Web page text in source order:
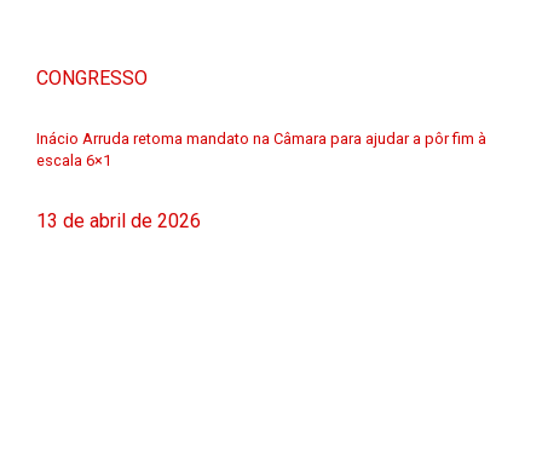
CONGRESSO
Inácio Arruda retoma mandato na Câmara para ajudar a pôr fim à
escala 6×1
13 de abril de 2026